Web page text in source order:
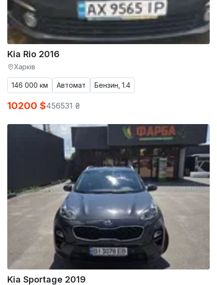
Kia Rio 2016
Харків
146 000 км Автомат Бензин, 1.4
10200 $456531 ₴
Kia Sportage 2019